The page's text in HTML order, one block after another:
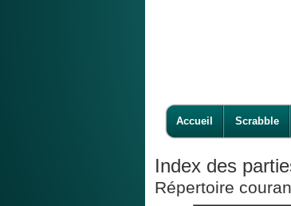
Accueil Scrabble
Index des
Répertoire